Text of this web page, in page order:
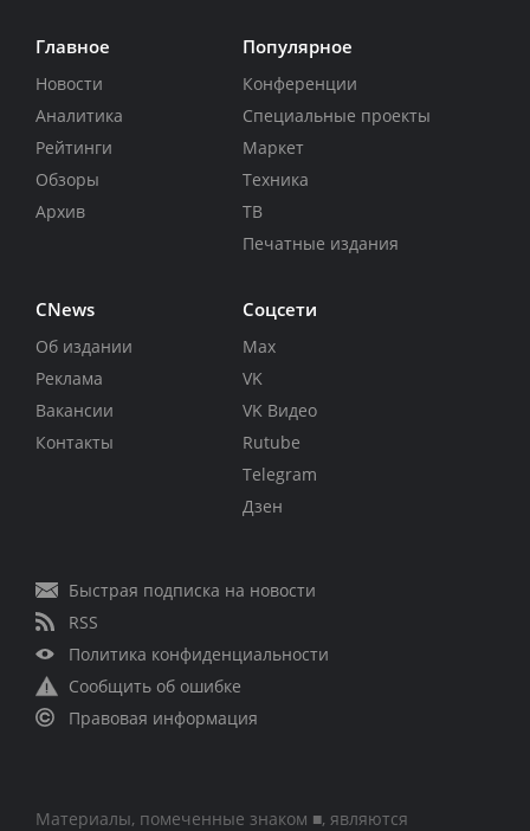
Главное
Новости
Аналитика
Рейтинги
Обзоры
Архив
Популярное
Конференции
Специальные проекты
Маркет
Техника
ТВ
Печатные издания
CNews
Об издании
Реклама
Вакансии
Контакты
Соцсети
Max
VK
VK Видео
Rutube
Telegram
Дзен
Быстрая подписка на новости
RSS
Политика конфиденциальности
Сообщить об ошибке
Правовая информация
Материалы, помеченные знаком ■, являются